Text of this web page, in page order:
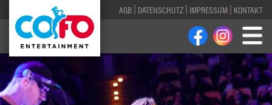
AGB DATENSCHUTZ IMPRESSUM KONTAKT